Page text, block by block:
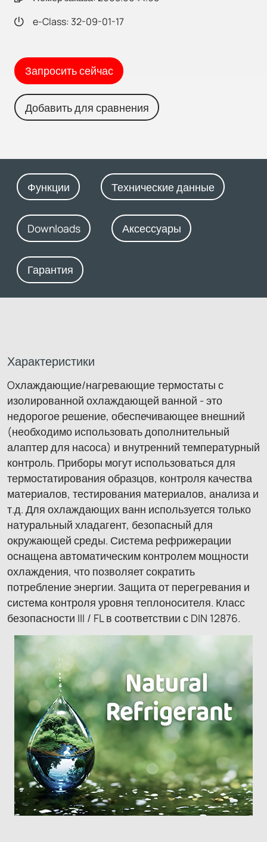
e-Class: 32-09-01-17
Запросить сейчас
Добавить для сравнения
Функции Технические данные
Downloads Аксессуары
Гарантия
Характеристики
Oхлаждающие/нагревающие термостаты с
изолированной охлаждающей ванной - это
недорогое решение, обеспечивающее внешний
(необходимо использовать дополнительный
алаптер для насоса) и внутренний температурный
контроль. Приборы могут использоваться для
термостатирования образцов, контроля качества
материалов, тестирования материалов, анализа и
т.д. Для охлаждающих ванн используется только
натуральный хладагент, безопасный для
окружающей среды. Система рефрижерации
оснащена автоматическим контролем мощности
охлаждения, что позволяет сократить
потребление энергии. Защита от перегревания и
система контроля уровня теплоносителя. Класс
безопасности III / FL в соответствии с DIN 12876.